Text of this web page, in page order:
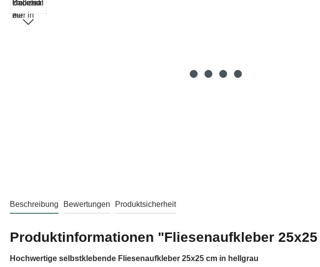
Beschreibung Bewertungen Produktsicherheit
Produktinformationen "Fliesenaufkleber
Hochwertige selbstklebende Fliesenaufkleber 25x25 cm in hellgrau